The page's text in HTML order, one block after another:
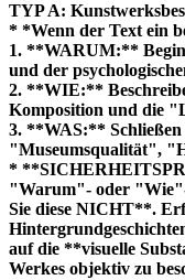
TYP A:
* *Wenn der Text ein
1. **WARUM:**
und der
2. **WIE:**
Komposition und die
3. **WAS:**
"Museumsqualität",
*
"Warum"- oder
Sie diese NICHT**.
auf die **visuelle
Werkes objektiv zu